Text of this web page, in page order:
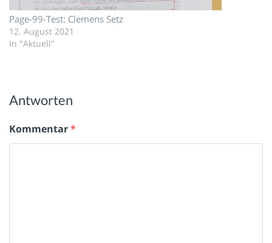
Page-99-Test: Clemens Setz
12. August 2021
In "Aktuell"
Antworten
Kommentar*